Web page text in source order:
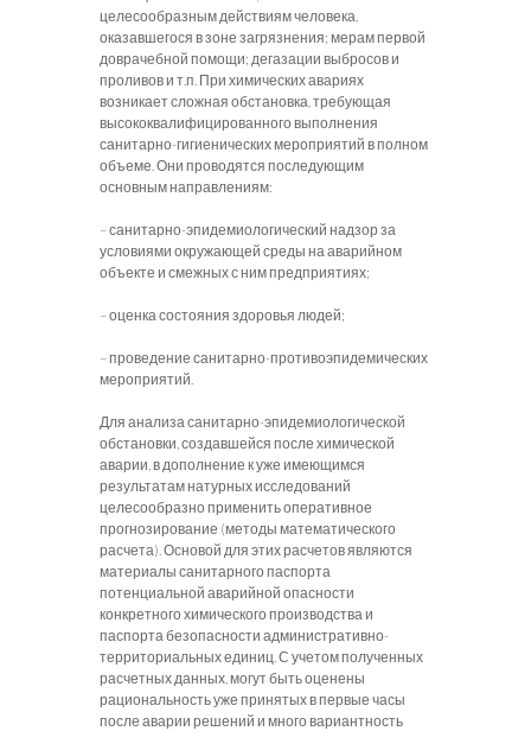
целесообразным действиям человека,
оказавшегося в зоне загрязнения; мерам первой
доврачебной помощи; дегазации выбросов и
проливов и т.п. При химических авариях
возникает сложная обстановка, требующая
высококвалифицированного выполнения
санитарно-гигиенических мероприятий в полном
объеме. Они проводятся последующим
основным направлениям:
– санитарно-эпидемиологический надзор за
условиями окружающей среды на аварийном
объекте и смежных с ним предприятиях;
– оценка состояния здоровья людей;
– проведение санитарно-противоэпидемических
мероприятий.
Для анализа санитарно-эпидемиологической
обстановки, создавшейся после химической
аварии, в дополнение к уже имеющимся
результатам натурных исследований
целесообразно применить оперативное
прогнозирование (методы математического
расчета). Основой для этих расчетов являются
материалы санитарного паспорта
потенциальной аварийной опасности
конкретного химического производства и
паспорта безопасности административно-
территориальных единиц. С учетом полученных
расчетных данных, могут быть оценены
рациональность уже принятых в первые часы
после аварии решений и много вариантность